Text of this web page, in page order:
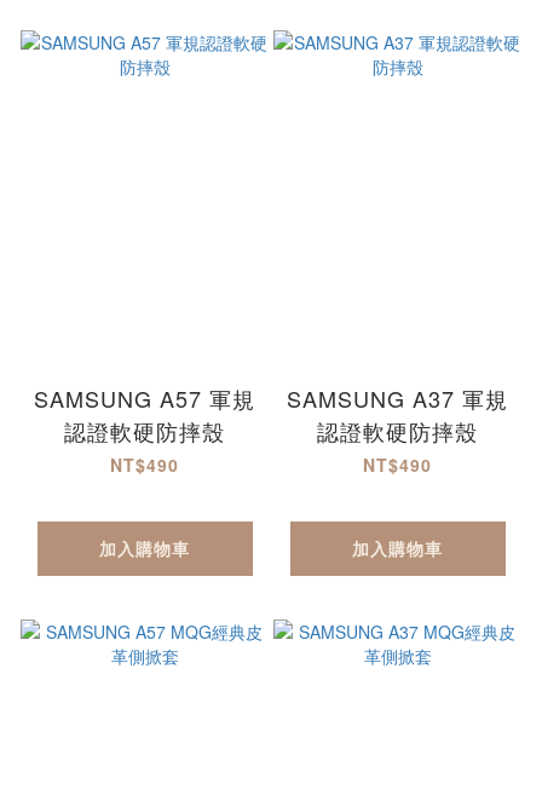
SAMSUNG A57 軍規
認證軟硬防摔殼
NT$490
加入購物車
SAMSUNG A37 軍規
認證軟硬防摔殼
NT$490
加入購物車